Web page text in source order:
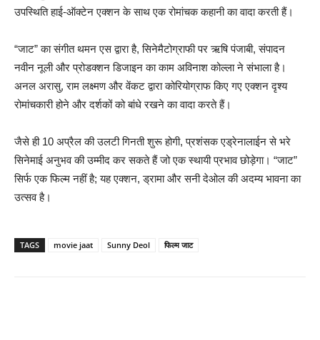
उपस्थिति हाई-ऑक्टेन एक्शन के साथ एक रोमांचक कहानी का वादा करती हैं।
“जाट” का संगीत थमन एस द्वारा है, सिनेमैटोग्राफी पर ऋषि पंजाबी, संपादन
नवीन नूली और प्रोडक्शन डिजाइन का काम अविनाश कोल्ला ने संभाला है।
अनल अरासु, राम लक्ष्मण और वेंकट द्वारा कोरियोग्राफ किए गए एक्शन दृश्य
रोमांचकारी होने और दर्शकों को बांधे रखने का वादा करते हैं।
जैसे ही 10 अप्रैल की उलटी गिनती शुरू होगी, प्रशंसक एड्रेनालाईन से भरे
सिनेमाई अनुभव की उम्मीद कर सकते हैं जो एक स्थायी प्रभाव छोड़ेगा। “जाट”
सिर्फ एक फिल्म नहीं है; यह एक्शन, ड्रामा और सनी देओल की अदम्य भावना का
उत्सव है।
TAGS movie jaat Sunny Deol फिल्म जाट